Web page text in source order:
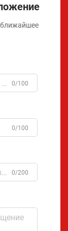
ближайшее
0/100
0/100
0/200